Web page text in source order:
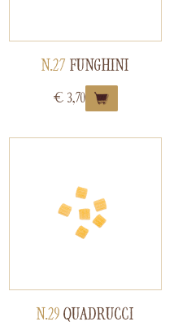
N.27 FUNGHINI
€3,70
N.29 QUADRUCCI